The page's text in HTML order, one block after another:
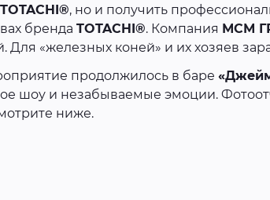
TOTACHI®, но и получить
бренда TOTACHI®. Компания МСМ
Для «железных коней» и их хозяев
продолжилось в баре
шоу и незабываемые эмоции.
ниже.